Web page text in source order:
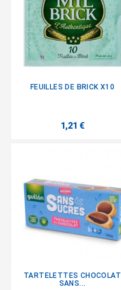
FEUILLES DE BRICK X10
1,21 €
TARTELETTES CHOCOLAT
SANS...